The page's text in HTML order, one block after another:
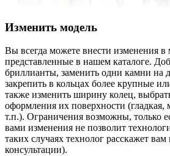
Изменить модель
Вы всегда можете внести изменения в
представленные в нашем каталоге.
бриллианты, заменить одни камни на
закрепить в кольцах более крупные
также изменить ширину колец,
оформления их поверхности (гладкая,
т.п.). Ограничения возможны, только
вами изменения не позволит
таких случаях технолог расскажет
консультации).